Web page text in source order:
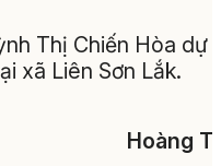
Thị Chiến Hòa dự
xã Liên Sơn Lắk.
Hoàng